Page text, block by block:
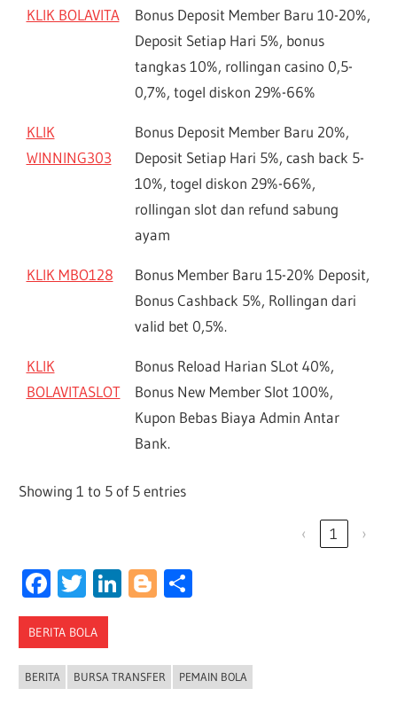
KLIK BOLAVITA
Bonus Deposit Member Baru 10-20%,
Deposit Setiap Hari 5%, bonus
tangkas 10%, rollingan casino 0,5-
0,7%, togel diskon 29%-66%
KLIK
WINNING303
Bonus Deposit Member Baru 20%,
Deposit Setiap Hari 5%, cash back 5-
10%, togel diskon 29%-66%,
rollingan slot dan refund sabung
ayam
KLIK MBO128
Bonus Member Baru 15-20% Deposit,
Bonus Cashback 5%, Rollingan dari
valid bet 0,5%.
KLIK
BOLAVITASLOT
Bonus Reload Harian SLot 40%,
Bonus New Member Slot 100%,
Kupon Bebas Biaya Admin Antar
Bank.
Showing 1 to 5 of 5 entries
‹ 1 ›
Facebook
Twitter
LinkedIn
Blogger
BERITA BOLA
BERITA BURSA TRANSFER PEMAIN BOLA